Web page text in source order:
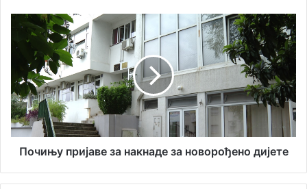
Почињу
пријаве
за
накнаде
за
новорођено
дијете
Почињу пријаве за накнаде за новорођено дијете